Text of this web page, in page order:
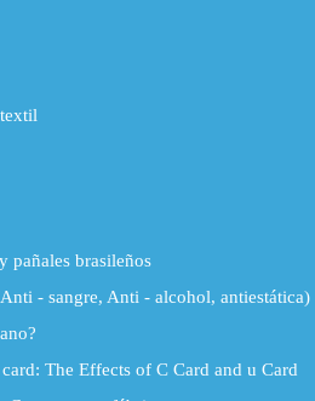
pañales brasileños
- sangre, Anti - alcohol, antiestática)
The Effects of C Card and u Card